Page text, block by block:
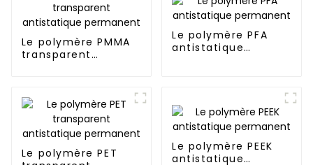
Le polymère PMMA
transparent
Le polymère PFA
antistatique
Le polymère PET
Le polymère PEEK
antistatique